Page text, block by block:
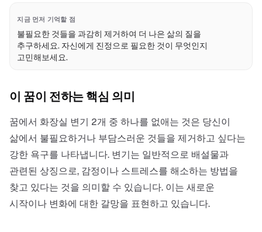
지금 먼저 기억할 점
불필요한 것들을 과감히 제거하여 더 나은 삶의 질을
추구하세요. 자신에게 진정으로 필요한 것이 무엇인지
고민해보세요.
이 꿈이 전하는 핵심 의미
꿈에서 화장실 변기 2개 중 하나를 없애는 것은 당신이
삶에서 불필요하거나 부담스러운 것들을 제거하고 싶다는
강한 욕구를 나타냅니다. 변기는 일반적으로 배설물과
관련된 상징으로, 감정이나 스트레스를 해소하는 방법을
찾고 있다는 것을 의미할 수 있습니다. 이는 새로운
시작이나 변화에 대한 갈망을 표현하고 있습니다.